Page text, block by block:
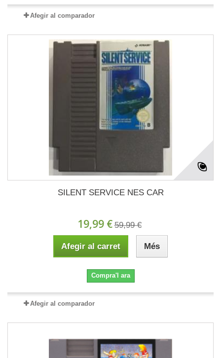
Afegir al comparador
SILENT SERVICE NES CAR
19,99 € 59,99 €
Afegir al carret Més
Compra'l ara
Afegir al comparador